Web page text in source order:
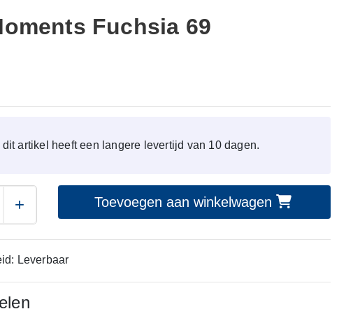
Fuchsia 69
dit artikel heeft een langere levertijd van 10 dagen.
+ Toevoegen aan winkelwagen
Leverbaar